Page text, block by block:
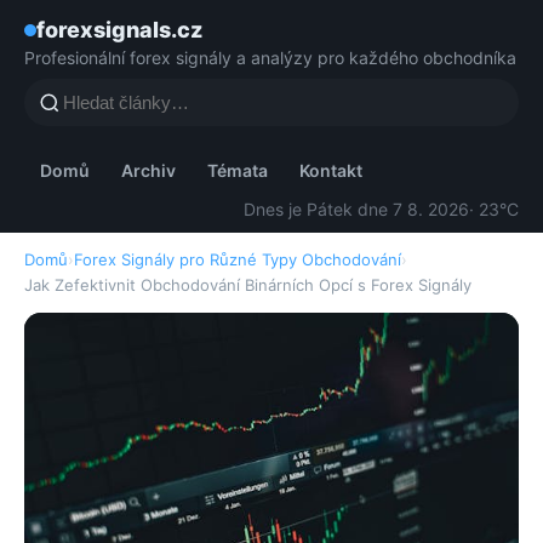
forexsignals.cz
Profesionální forex signály a analýzy pro každého obchodníka
Domů Archiv Témata
Kontakt
Dnes je Pátek dne 7 8. 2026· 23°C
Domů›Forex Signály pro Různé Typy Obchodování›
Jak Zefektivnit Obchodování Binárních Opcí s Forex Signály